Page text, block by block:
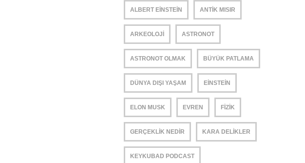
ALBERT EINSTEIN ANTIK MISIR
ARKEOLOJI ASTRONOT
ASTRONOT OLMAK BÜYÜK PATLAMA
DÜNYA DIŞI YAŞAM EINSTEIN
ELON MUSK EVREN FIZIK
GERÇEKLIK NEDIR KARA DELIKLER
KEYKUBAD PODCAST